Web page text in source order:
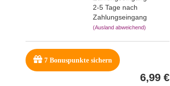
2-5 Tage nach
Zahlungseingang
(Ausland abweichend)
7Bonuspunkte sichern
6,99 €